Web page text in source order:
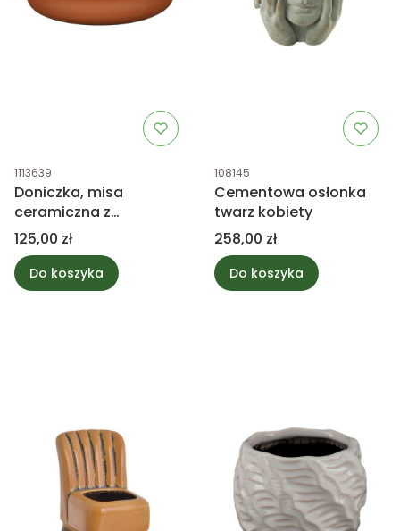
Kod produktu
1113639
Doniczka, misa
ceramiczna z
podstawkiem
Cena
125,00 zł
Do koszyka
Kod produktu
108145
Cementowa osłonka
twarz kobiety
Cena
258,00 zł
Do koszyka